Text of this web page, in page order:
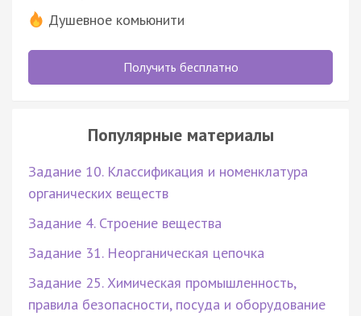
Душевное комьюнити
Получить бесплатно
Популярные материалы
Задание 10. Классификация и номенклатура
органических веществ
Задание 4. Строение вещества
Задание 31. Неорганическая цепочка
Задание 25. Химическая промышленность,
правила безопасности, посуда и оборудование